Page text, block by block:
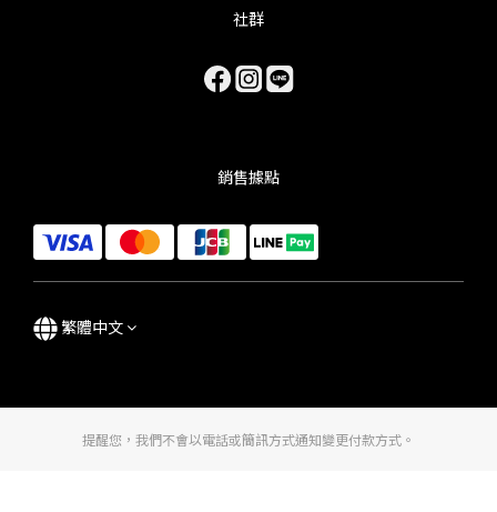
社群
銷售據點
繁體中文
提醒您，我們不會以電話或簡訊方式通知變更付款方式。